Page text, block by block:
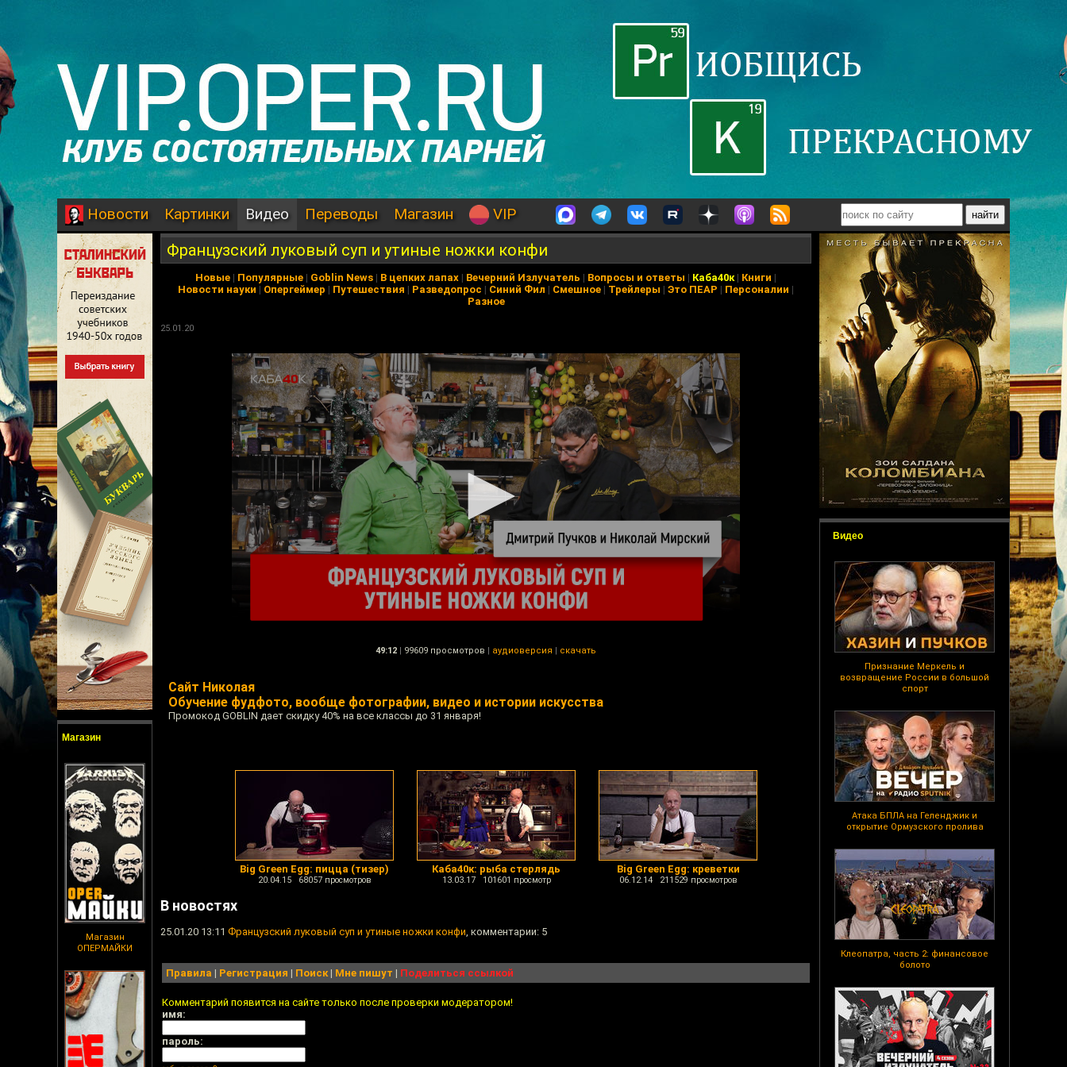
Новости Картинки Видео Переводы Магазин VIP
Магазин
Магазин
ОПЕРМАЙКИ
Видео
Признание Меркель и
возвращение России в большой
спорт
Атака БПЛА на Геленджик и
открытие Ормузского пролива
Клеопатра, часть 2: финансовое
болото
Французский луковый суп и утиные ножки конфи
Новые | Популярные | Goblin News | В цепких лапах | Вечерний Излучатель | Вопросы и ответы | Каба40к| Книги |
Новости науки | Опергеймер | Путешествия | Разведопрос | Синий Фил | Смешное | Трейлеры | Это ПЕАР | Персоналии |
Разное
25.01.20
49:12 | 99609 просмотров | аудиоверсия | скачать
Сайт Николая
Обучение фудфото, вообще фотографии, видео и истории искусства
Промокод GOBLIN дает скидку 40% на все классы до 31 января!
Big Green Egg: пицца (тизер)
20.04.15 68057 просмотров
Каба40к: рыба стерлядь
13.03.17 101601 просмотр
Big Green Egg: креветки
06.12.14 211529 просмотров
В новостях
25.01.20 13:11 Французский луковый суп и утиные ножки конфи, комментарии: 5
Правила | Регистрация | Поиск| Мне пишут | Поделиться ссылкой
Комментарий появится на сайте только после проверки модератором!
имя:
пароль: